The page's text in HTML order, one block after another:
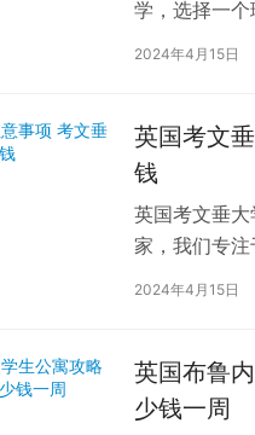
学，选择一
学（以下简
2024年4月15日
英国考文
钱
英国考文垂
家，我们专
深入探讨英
2024年4月15日
英国布鲁
少钱一周